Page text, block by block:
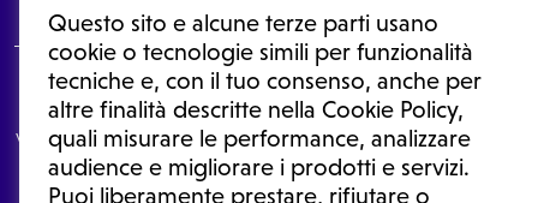
Questo sito e alcune terze parti usano
cookie o tecnologie simili per funzionalità
tecniche e, con il tuo consenso, anche per
altre finalità descritte nella Cookie Policy,
quali misurare le performance, analizzare
audience e migliorare i prodotti e servizi.
Puoi liberamente prestare, rifiutare o
Le informazioni proposte in questo sito non sono un consulto medico.
In nessun caso, queste informazioni sostituiscono un consulto, una
visita o una diagnosi formulata dal medico. Non si devono considerare
le informazioni disponibili come suggerimenti per la formulazione di
una diagnosi, la determinazione di un trattamento o l'assunzione o
sospensione di un farmaco senza prima consultare un medico di